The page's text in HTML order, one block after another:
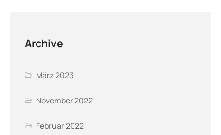
Archive
März 2023
November 2022
Februar 2022